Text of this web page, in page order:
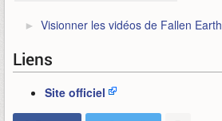
Visionner les vidéos de Fallen Earth
Liens
Site officiel